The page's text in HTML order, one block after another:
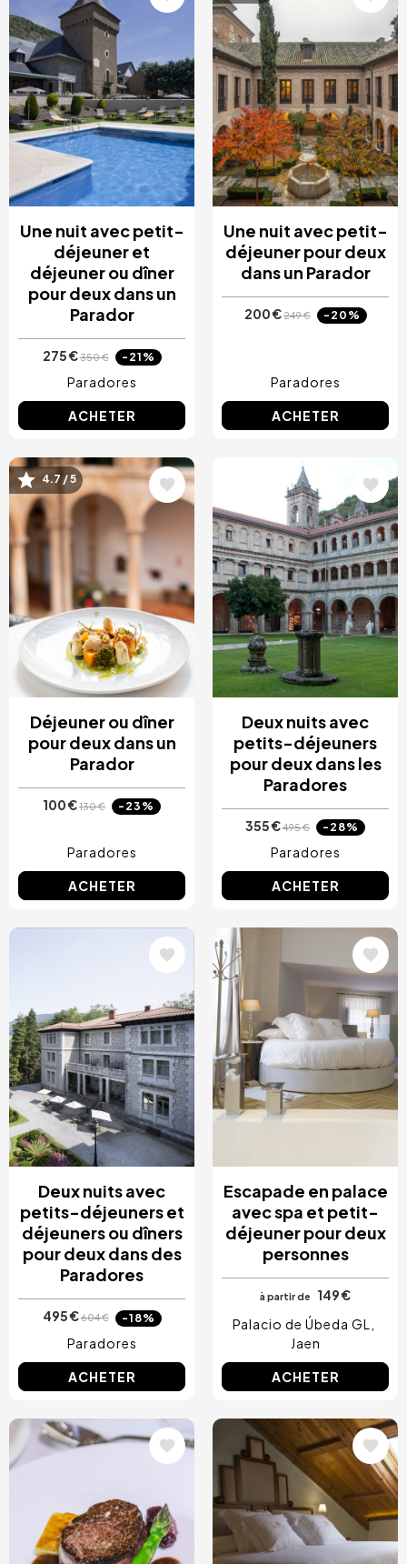
Une nuit avec petit-
déjeuner et
déjeuner ou dîner
pour deux dans un
Parador
275 €350 € -21%
Paradores
ACHETER
Une nuit avec petit-
déjeuner pour deux
dans un Parador
200 €249 € -20%
Paradores
ACHETER
Image
4.7 / 5
Déjeuner ou dîner
pour deux dans un
Parador
100 €130 € -23%
Paradores
ACHETER
Deux nuits avec
petits-déjeuners
pour deux dans les
Paradores
355 €495 € -28%
Paradores
ACHETER
Deux nuits avec
petits-déjeuners et
déjeuners ou dîners
pour deux dans des
Paradores
495 €604 € -18%
Paradores
ACHETER
Image
Escapade en palace
avec spa et petit-
déjeuner pour deux
personnes
à partir de
149 €
Palacio de Úbeda GL
Jaen
ACHETER
Image Image